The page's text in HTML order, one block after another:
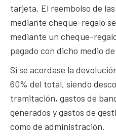
tarjeta. El reembolso de
mediante cheque-regalo
mediante un cheque-
pagado con dicho medio
Si se acordase la
60% del total, siendo
tramitación, gastos de
generados y gastos de
como de administración.